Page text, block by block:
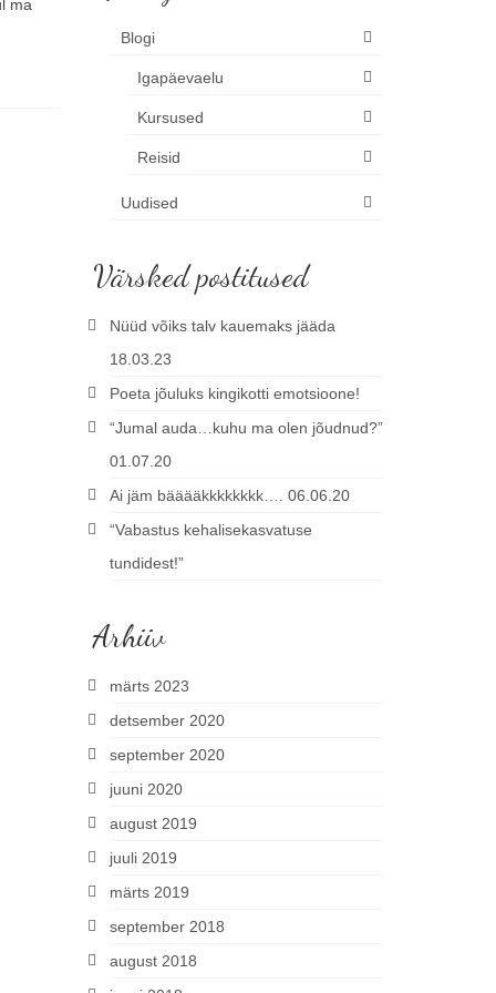
ma
Blogi
Igapäevaelu
Kursused
Reisid
Uudised
Värsked postitused
Nüüd võiks talv kauemaks jääda
18.03.23
Poeta jõuluks kingikotti emotsioone!
“Jumal auda…kuhu ma olen jõudnud?”
01.07.20
Ai jäm bääääkkkkkkkk…. 06.06.20
“Vabastus kehalisekasvatuse
tundidest!”
Arhiiv
märts 2023
detsember 2020
september 2020
juuni 2020
august 2019
juuli 2019
märts 2019
september 2018
august 2018